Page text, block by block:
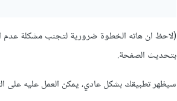
بتحديث الصفحة.
سيظهر تطبيقك بشكل عادي، يمكن العمل عليه على